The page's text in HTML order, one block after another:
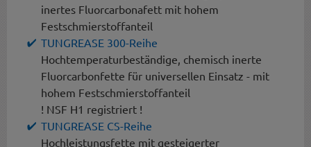
inertes Fluorcarbonafett mit hohem
Festschmierstoffanteil
TUNGREASE 300-Reihe
Hochtemperaturbeständige, chemisch inerte
Fluorcarbonfette für universellen Einsatz - mit
hohem Festschmierstoffanteil
! NSF H1 registriert !
TUNGREASE CS-Reihe
Hochleistungsfette mit gesteigerter